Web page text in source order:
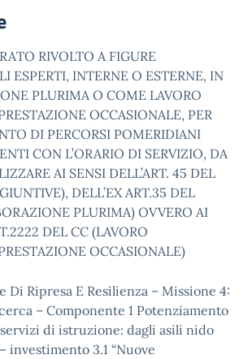
RIVOLTO A FIGURE
ESPERTI, INTERNE O ESTERNE, IN
PLURIMA O COME LAVORO
OCCASIONALE, PER
DI PERCORSI POMERIDIANI
CON L’ORARIO DI SERVIZIO, DA
AI SENSI DELL’ART. 45 DEL
DELL’EX ART.35 DEL
PLURIMA) OVVERO AI
DEL CC (LAVORO
OCCASIONALE)
Di Ripresa E Resilienza – Missione 4:
– Componente 1 Potenziamento
di istruzione: dagli asili nido
investimento 3.1 “Nuove